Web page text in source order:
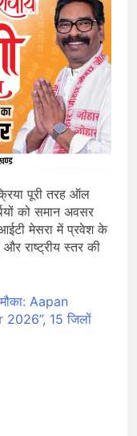
पूरी तरह ऑल
को समान अवसर
मेसरा में प्रवेश के
राष्ट्रीय स्तर की
Aapan
15 जिलों